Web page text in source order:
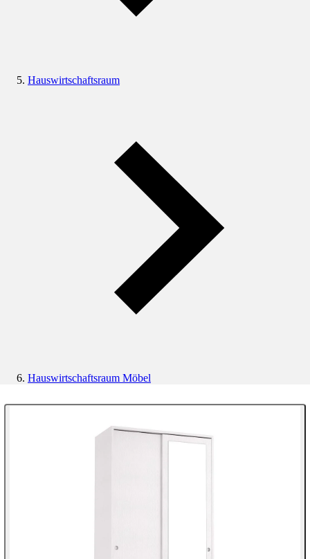
Hauswirtschaftsraum
Hauswirtschaftsraum Möbel